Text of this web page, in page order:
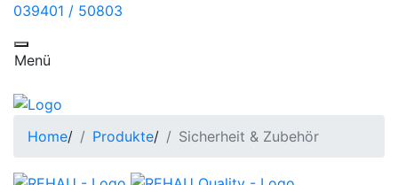
039401 / 50803
Toggle navigation
Menü
Home/ Produkte/ Sicherheit & Zubehör